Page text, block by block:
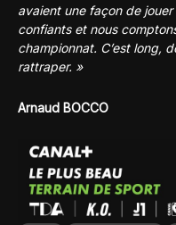
avaient une façon de
confiants et nous
championnat. C’est long,
rattraper. »
Arnaud BOCCO